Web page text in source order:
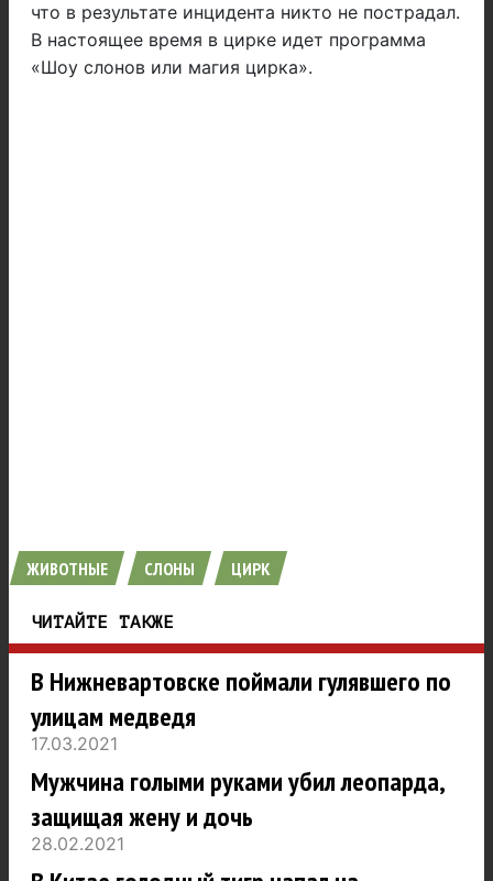
что в результате инцидента никто не пострадал.
В настоящее время в цирке идет программа
«Шоу слонов или магия цирка».
ЖИВОТНЫЕ СЛОНЫ ЦИРК
ЧИТАЙТЕ ТАКЖЕ
В Нижневартовске поймали гулявшего по
улицам медведя
17.03.2021
Мужчина голыми руками убил леопарда,
защищая жену и дочь
28.02.2021